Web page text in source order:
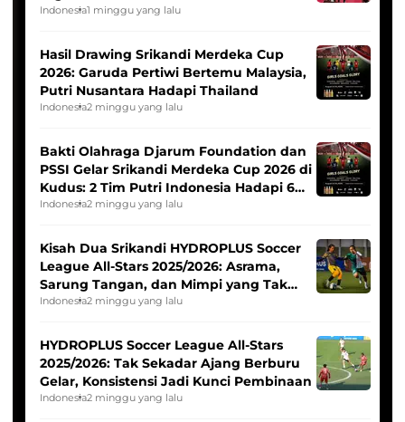
Indonesia1 minggu yang lalu
Hasil Drawing Srikandi Merdeka Cup
2026: Garuda Pertiwi Bertemu Malaysia,
Putri Nusantara Hadapi Thailand
Indonesia2 minggu yang lalu
Bakti Olahraga Djarum Foundation dan
PSSI Gelar Srikandi Merdeka Cup 2026 di
Kudus: 2 Tim Putri Indonesia Hadapi 6
Tim Asia
Indonesia2 minggu yang lalu
Kisah Dua Srikandi HYDROPLUS Soccer
League All-Stars 2025/2026: Asrama,
Sarung Tangan, dan Mimpi yang Tak
Pernah Padam
Indonesia2 minggu yang lalu
HYDROPLUS Soccer League All-Stars
2025/2026: Tak Sekadar Ajang Berburu
Gelar, Konsistensi Jadi Kunci Pembinaan
Indonesia2 minggu yang lalu